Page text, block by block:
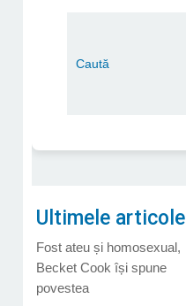
Ultimele articole
Fost ateu și homosexual,
Becket Cook își spune
povestea